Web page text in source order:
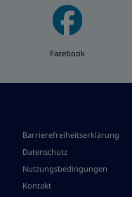
Facebook
Barrierefreiheitserklärung
Datenschutz
Nutzungsbedingungen
Kontakt